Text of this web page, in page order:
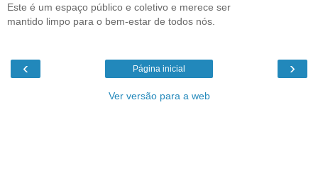
Este é um espaço público e coletivo e merece ser
mantido limpo para o bem-estar de todos nós.
‹ ›
Página inicial
Ver versão para a web